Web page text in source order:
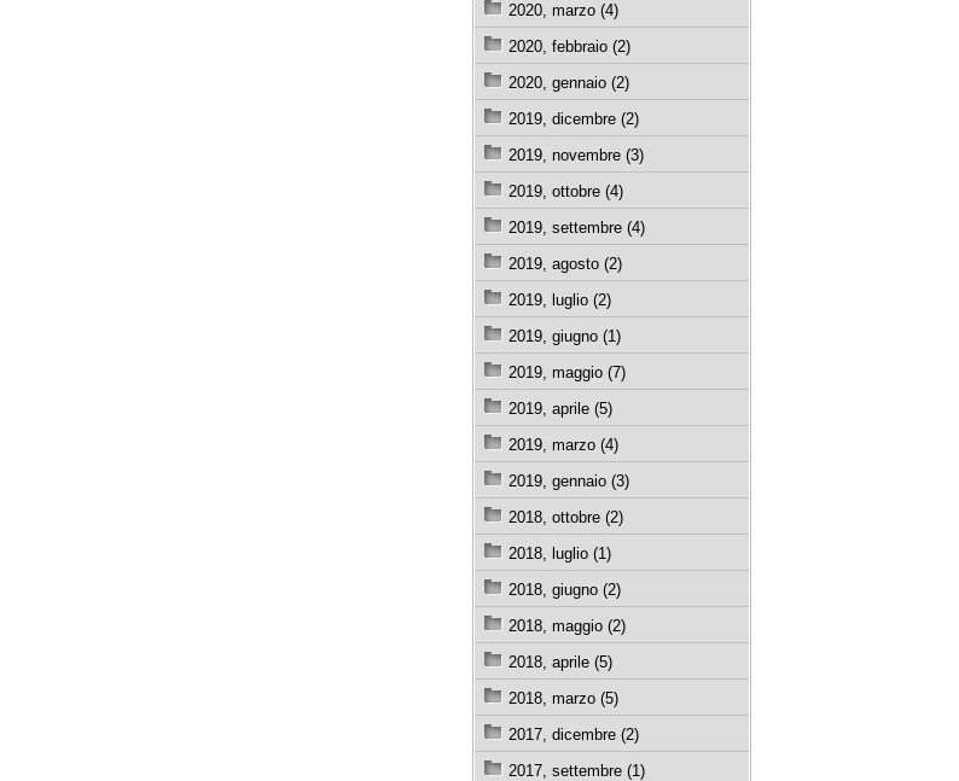
2020, marzo (4)
2020, febbraio (2)
2020, gennaio (2)
2019, dicembre (2)
2019, novembre (3)
2019, ottobre (4)
2019, settembre (4)
2019, agosto (2)
2019, luglio (2)
2019, giugno (1)
2019, maggio (7)
2019, aprile (5)
2019, marzo (4)
2019, gennaio (3)
2018, ottobre (2)
2018, luglio (1)
2018, giugno (2)
2018, maggio (2)
2018, aprile (5)
2018, marzo (5)
2017, dicembre (2)
2017, settembre (1)